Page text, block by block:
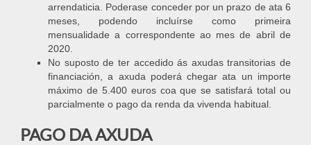
arrendaticia. Poderase conceder por un prazo de ata 6
meses, podendo incluírse como primeira
mensualidade a correspondente ao mes de abril de
2020.
No suposto de ter accedido ás axudas transitorias de
financiación, a axuda poderá chegar ata un importe
máximo de 5.400 euros coa que se satisfará total ou
parcialmente o pago da renda da vivenda habitual.
PAGO DA AXUDA